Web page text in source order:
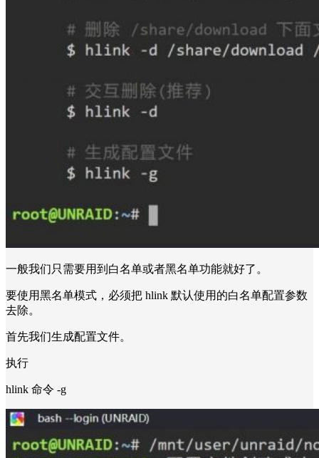
一般我们只需要用到白名单或者黑名单功能就好了。
要使用黑名单模式，必须把 hlink 默认使用的白名单配置参数
去除。
首先我们生成配置文件。
执行
hlink 命令 -g